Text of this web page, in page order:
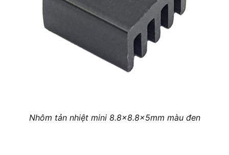
Nhôm tản nhiệt mini 8.8×8.8x5mm màu đen